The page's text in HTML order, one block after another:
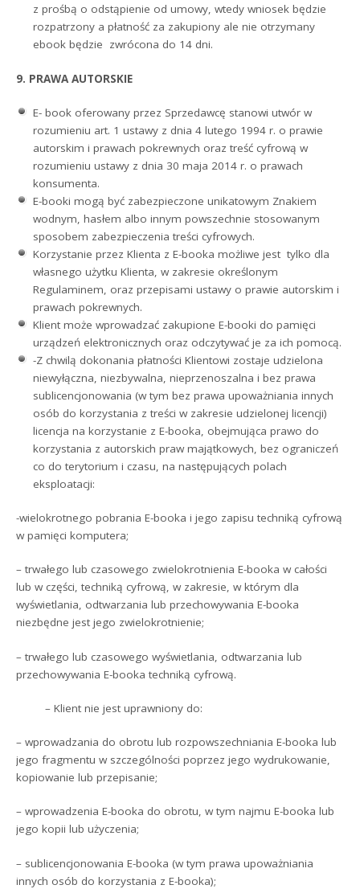
z prośbą o odstąpienie od umowy, wtedy wniosek będzie
rozpatrzony a płatność za zakupiony ale nie otrzymany
ebook będzie zwrócona do 14 dni.
9. PRAWA AUTORSKIE
E- book oferowany przez Sprzedawcę stanowi utwór w
rozumieniu art. 1 ustawy z dnia 4 lutego 1994 r. o prawie
autorskim i prawach pokrewnych oraz treść cyfrową w
rozumieniu ustawy z dnia 30 maja 2014 r. o prawach
konsumenta.
E-booki mogą być zabezpieczone unikatowym Znakiem
wodnym, hasłem albo innym powszechnie stosowanym
sposobem zabezpieczenia treści cyfrowych.
Korzystanie przez Klienta z E-booka możliwe jest tylko dla
własnego użytku Klienta, w zakresie określonym
Regulaminem, oraz przepisami ustawy o prawie autorskim i
prawach pokrewnych.
Klient może wprowadzać zakupione E-booki do pamięci
urządzeń elektronicznych oraz odczytywać je za ich pomocą.
-Z chwilą dokonania płatności Klientowi zostaje udzielona
niewyłączna, niezbywalna, nieprzenoszalna i bez prawa
sublicencjonowania (w tym bez prawa upoważniania innych
osób do korzystania z treści w zakresie udzielonej licencji)
licencja na korzystanie z E-booka, obejmująca prawo do
korzystania z autorskich praw majątkowych, bez ograniczeń
co do terytorium i czasu, na następujących polach
eksploatacji:
-wielokrotnego pobrania E-booka i jego zapisu techniką cyfrową
w pamięci komputera;
– trwałego lub czasowego zwielokrotnienia E-booka w całości
lub w części, techniką cyfrową, w zakresie, w którym dla
wyświetlania, odtwarzania lub przechowywania E-booka
niezbędne jest jego zwielokrotnienie;
– trwałego lub czasowego wyświetlania, odtwarzania lub
przechowywania E-booka techniką cyfrową.
– Klient nie jest uprawniony do:
– wprowadzania do obrotu lub rozpowszechniania E-booka lub
jego fragmentu w szczególności poprzez jego wydrukowanie,
kopiowanie lub przepisanie;
– wprowadzenia E-booka do obrotu, w tym najmu E-booka lub
jego kopii lub użyczenia;
– sublicencjonowania E-booka (w tym prawa upoważniania
innych osób do korzystania z E-booka);